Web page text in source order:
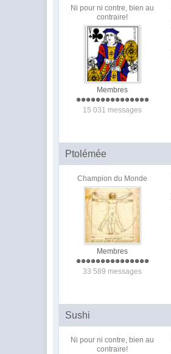
Ni pour ni contre, bien au
contraire!
Membres
15 031 messages
Ptolémée
Champion du Monde
Membres
33 589 messages
Sushi
Ni pour ni contre, bien au
contraire!